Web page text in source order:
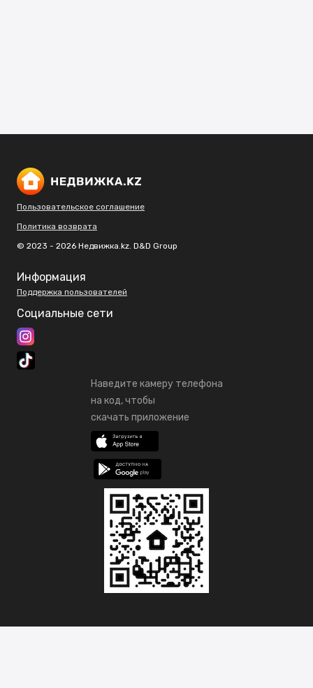
Пользовательское соглашение
Политика возврата
© 2023 - 2026 Недвижка.kz. D&D Group
Информация
Поддержка пользователей
Социальные сети
Наведите камеру телефона
на код, чтобы
скачать приложение